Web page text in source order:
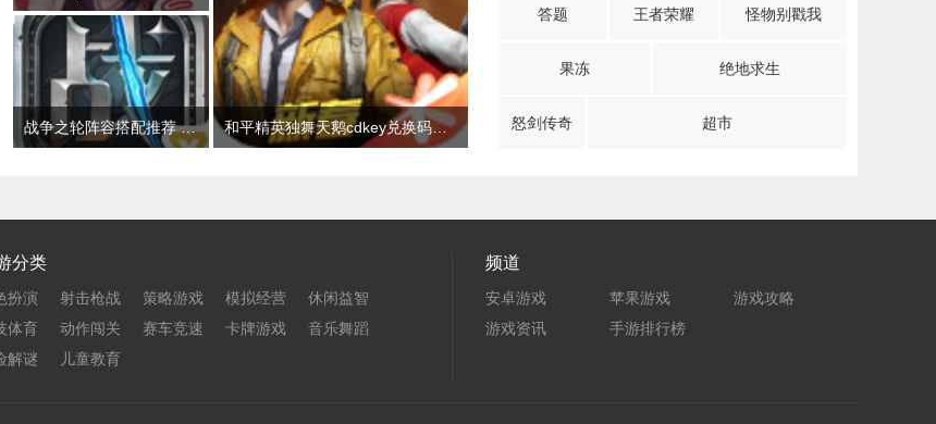
战争之轮阵容搭配推荐 最强开局阵容组合攻略 和平精英独舞天鹅cdkey兑换码领取免费2022 吃鸡独舞天鹅cdk兑换码最新汇总
答题 王者荣耀 怪物别戳我
果冻 绝地求生
怒剑传奇 超市
分类
扮演 射击枪战 策略游戏 模拟经营
休闲益智
体育
动作闯关 赛车竞速 卡牌游戏
音乐舞蹈
解谜
儿童教育
频道
安卓游戏 苹果游戏
游戏攻略
游戏资讯
手游排行榜